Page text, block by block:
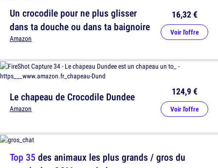
Un crocodile pour ne plus glisser
dans ta douche ou dans ta baignoire
Amazon
16,32 €
Voir l'offre
Top 35 des animaux les plus grands / gros du
Le chapeau de Crocodile Dundee
Amazon
124,9 €
Voir l'offre